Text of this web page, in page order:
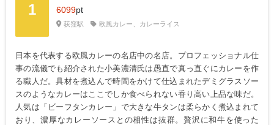
1 6099pt
荻窪駅 欧風カレー、カレーライス
日本を代表する欧風カレーの名店中の名店。プロフェッショナル仕
事の流儀でも紹介された小美濃清氏は愚直で真っ直ぐにカレーを作
る職人だ。具材を煮込んで時間をかけて仕込まれたデミグラスソー
スのようなカレーはここでしか食べられない香り高い上品な味だ。
人気は「ビーフタンカレー」で大きな牛タンは柔らかく煮込まれて
おり、濃厚なカレーソースとの相性は抜群。贅沢に和牛を使った